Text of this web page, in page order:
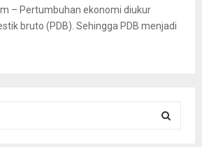
– Pertumbuhan ekonomi diukur
bruto (PDB). Sehingga PDB menjadi